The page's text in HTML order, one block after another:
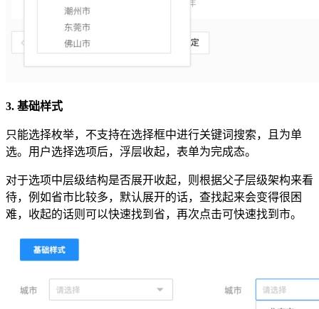
3. 基础样式
只能选择枚举，不支持在选择框中进行关键词搜索，且为单
选。用户选择选项后，浮层收起，表单为完成态。
对于选项中层级结构是否展开收起，则根据父子层级架构来看
待，例如省市比较多，默认展开的话，查找起来会变得很困
难，收起的话则可以快速找到省，再次点击可快速找到市。